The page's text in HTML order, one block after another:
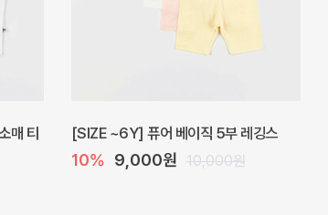
[SIZE ~6Y] 베르 원피스
30% 22,400원 32,000원